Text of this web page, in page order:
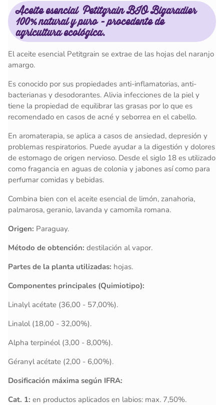
Aceite esencial Petitgrain BIO Bigaradier
100% natural y puro - procedente de
agricultura ecológica.
El aceite esencial Petitgrain se extrae de las hojas del naranjo
amargo.
Es conocido por sus propiedades anti-inflamatorias, anti-
bacterianas y desodorantes. Alivia infecciones de la piel y
tiene la propiedad de equilibrar las grasas por lo que es
recomendado en casos de acné y seborrea en el cabello.
En aromaterapia, se aplica a casos de ansiedad, depresión y
problemas respiratorios. Puede ayudar a la digestión y dolores
de estomago de origen nervioso. Desde el siglo 18 es utilizado
como fragancia en aguas de colonia y jabones así como para
perfumar comidas y bebidas.
Combina bien con el aceite esencial de limón, zanahoria,
palmarosa, geranio, lavanda y camomila romana.
Origen: Paraguay.
Método de obtención: destilación al vapor.
Partes de la planta utilizadas: hojas.
Componentes principales (Quimiotipo):
Linalyl acétate (36,00 - 57,00%).
Linalol (18,00 - 32,00%).
Alpha terpinéol (3,00 - 8,00%).
Géranyl acétate (2,00 - 6,00%).
Dosificación máxima según IFRA:
Cat. 1: en productos aplicados en labios: max. 7,50%.